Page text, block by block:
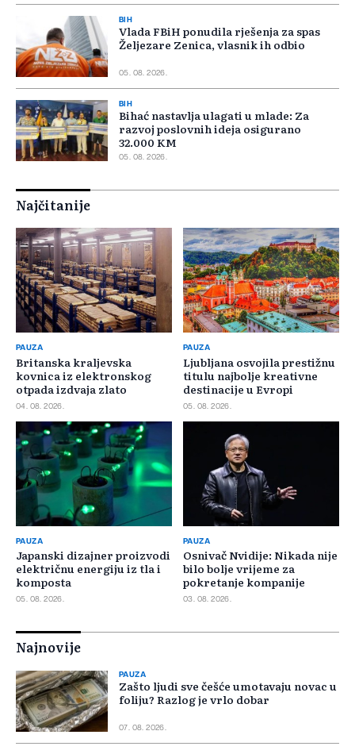
BIH
Vlada FBiH ponudila rješenja za spas
Željezare Zenica, vlasnik ih odbio
05. 08. 2026.
BIH
Bihać nastavlja ulagati u mlade: Za
razvoj poslovnih ideja osigurano
32.000 KM
05. 08. 2026.
Najčitanije
PAUZA
Britanska kraljevska
kovnica iz elektronskog
otpada izdvaja zlato
04. 08. 2026.
PAUZA
Ljubljana osvojila prestižnu
titulu najbolje kreativne
destinacije u Evropi
05. 08. 2026.
PAUZA
Japanski dizajner proizvodi
električnu energiju iz tla i
komposta
05. 08. 2026.
PAUZA
Osnivač Nvidije: Nikada nije
bilo bolje vrijeme za
pokretanje kompanije
03. 08. 2026.
Najnovije
PAUZA
Zašto ljudi sve češće umotavaju novac u
foliju? Razlog je vrlo dobar
07. 08. 2026.